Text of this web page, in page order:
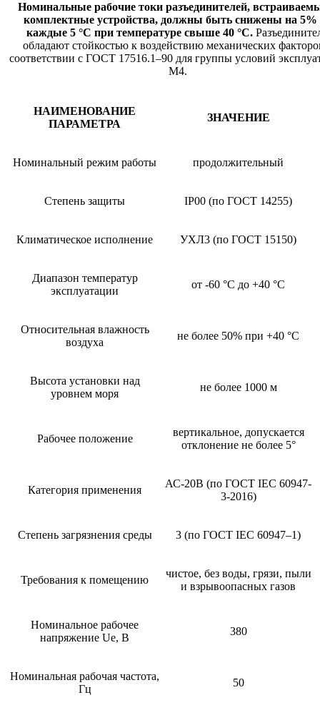
Номинальные рабочие токи разъединителей,
комплектные устройства, должны быть снижены на 5%
каждые 5 °C при температуре свыше 40 °C.
обладают стойкостью к воздействию механических
соответствии с ГОСТ 17516.1–90 для группы условий
М4.
НАИМЕНОВАНИЕ
ПАРАМЕТРА
ЗНАЧЕНИЕ
Номинальный режим работы продолжительный
Степень защиты IP00 (по ГОСТ 14255)
Климатическое исполнение УХЛ3 (по ГОСТ 15150)
Диапазон температур
эксплуатации
от -60 °C до +40 °C
Относительная влажность
воздуха
не более 50% при +40 °C
Высота установки над
уровнем моря
не более 1000 м
Рабочее положение
вертикальное, допускается
отклонение не более 5°
Категория применения
АС-20B (по ГОСТ IEC 60947-
3-2016)
Степень загрязнения среды 3 (по ГОСТ IEC 60947–1)
Требования к помещению
чистое, без воды, грязи, пыли
и взрывоопасных газов
Номинальное рабочее
напряжение Ue, В
380
Номинальная рабочая частота,
Гц
50